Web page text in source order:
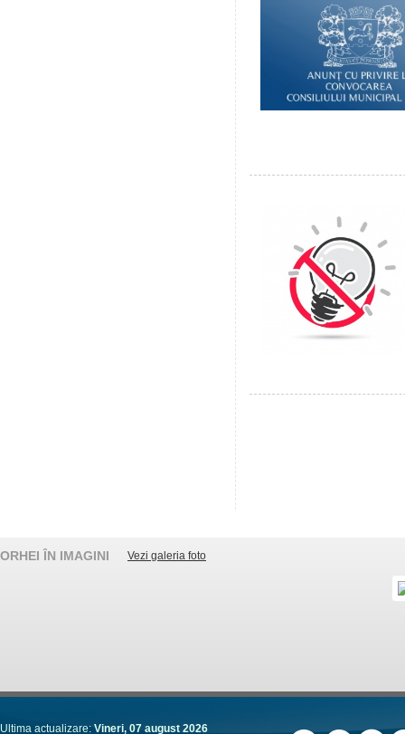
ORHEI ÎN IMAGINI Vezi galeria foto
Ultima actualizare: Vineri, 07 august 2026